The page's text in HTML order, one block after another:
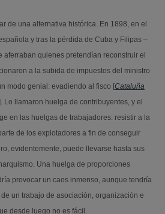
de una alternativa histórica. En 1898, en el
y tras la pérdida de Cuba y Filipas –
aferraban quienes pretendían reconstruir el
a la subida de impuestos del ministro
modo genial: evadiendo al fisco [Cataluña
Lo llamaron huelga de contribuyentes, y el
en las huelgas de trabajadores: resistir a la
de los explotadores a fin de conseguir
evidentemente, puede llevarse hasta sus
Una huelga de proporciones
provocar un caos inmenso, aunque tendría
un trabajo de asociación, organización e
desde luego no es fácil.